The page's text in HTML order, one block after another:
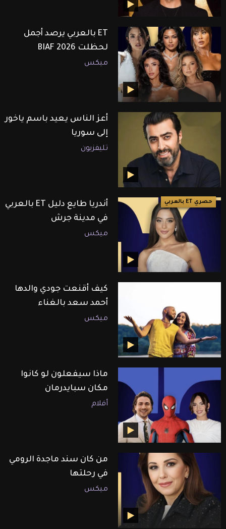
ET بالعربي يرصد أجمل
لحظلت BIAF 2026
ميكس
أعز الناس يعيد باسم ياخور
إلى سوريا
تليفزيون
حصري ET بالعربي
أندريا طايع دليل ET بالعربي
في مدينة جرش
ميكس
كيف أقنعت جودي والدها
أحمد سعد بالغناء
ميكس
ماذا سيفعلون لو كانوا
مكان سبايدرمان
أفلام
من كان سند ماجدة الرومي
في رحلتها
ميكس